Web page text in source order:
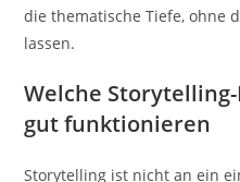
die thematische Tiefe, ohne
lassen.
Welche
gut funktionieren
Storytelling ist nicht an ein